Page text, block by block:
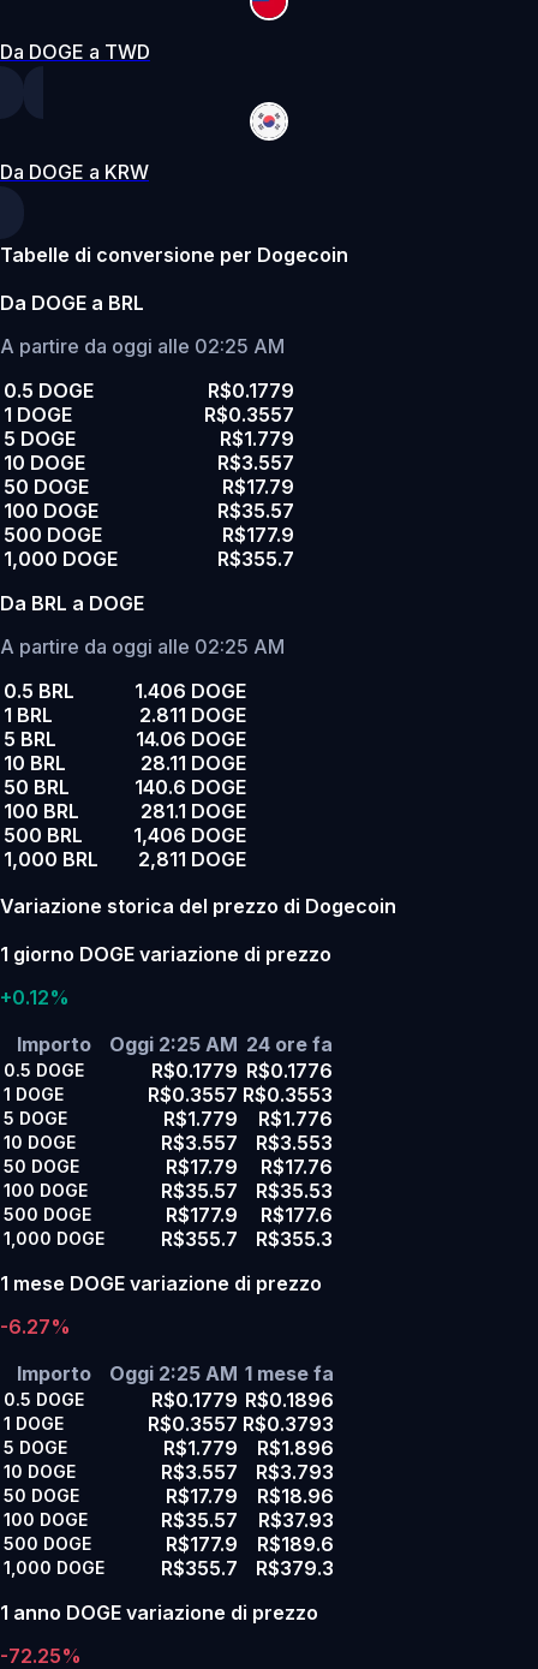
Da DOGE a TWD
Da DOGE a KRW
Tabelle di conversione per Dogecoin
Da DOGE a BRL
A partire da oggi alle 02:25 AM
0.5 DOGE
R$0.1779
1 DOGE
R$0.3557
5 DOGE
R$1.779
10 DOGE
R$3.557
50 DOGE
R$17.79
100 DOGE
R$35.57
500 DOGE
R$177.9
1,000 DOGE
R$355.7
Da BRL a DOGE
A partire da oggi alle 02:25 AM
0.5 BRL
1.406 DOGE
1 BRL
2.811 DOGE
5 BRL
14.06 DOGE
10 BRL
28.11 DOGE
50 BRL
140.6 DOGE
100 BRL
281.1 DOGE
500 BRL
1,406 DOGE
1,000 BRL
2,811 DOGE
Variazione storica del prezzo di Dogecoin
1 giorno DOGE variazione di prezzo
+0.12%
Importo
Oggi 2:25 AM 24 ore fa
0.5 DOGE R$0.1779 R$0.1776
1 DOGE R$0.3557 R$0.3553
5 DOGE R$1.779 R$1.776
10 DOGE R$3.557 R$3.553
50 DOGE R$17.79 R$17.76
100 DOGE R$35.57 R$35.53
500 DOGE R$177.9 R$177.6
1,000 DOGE R$355.7
R$355.3
1 mese DOGE variazione di prezzo
-6.27%
Importo
Oggi 2:25 AM 1 mese fa
0.5 DOGE R$0.1779 R$0.1896
1 DOGE R$0.3557 R$0.3793
5 DOGE R$1.779 R$1.896
10 DOGE R$3.557 R$3.793
50 DOGE R$17.79 R$18.96
100 DOGE R$35.57 R$37.93
500 DOGE R$177.9 R$189.6
1,000 DOGE R$355.7
R$379.3
1 anno DOGE variazione di prezzo
-72.25%